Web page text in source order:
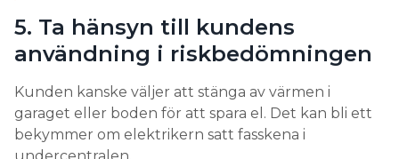
5. Ta hänsyn till kundens
användning i riskbedömningen
Kunden kanske väljer att stänga av värmen i
garaget eller boden för att spara el. Det kan bli ett
bekymmer om elektrikern satt fasskena i